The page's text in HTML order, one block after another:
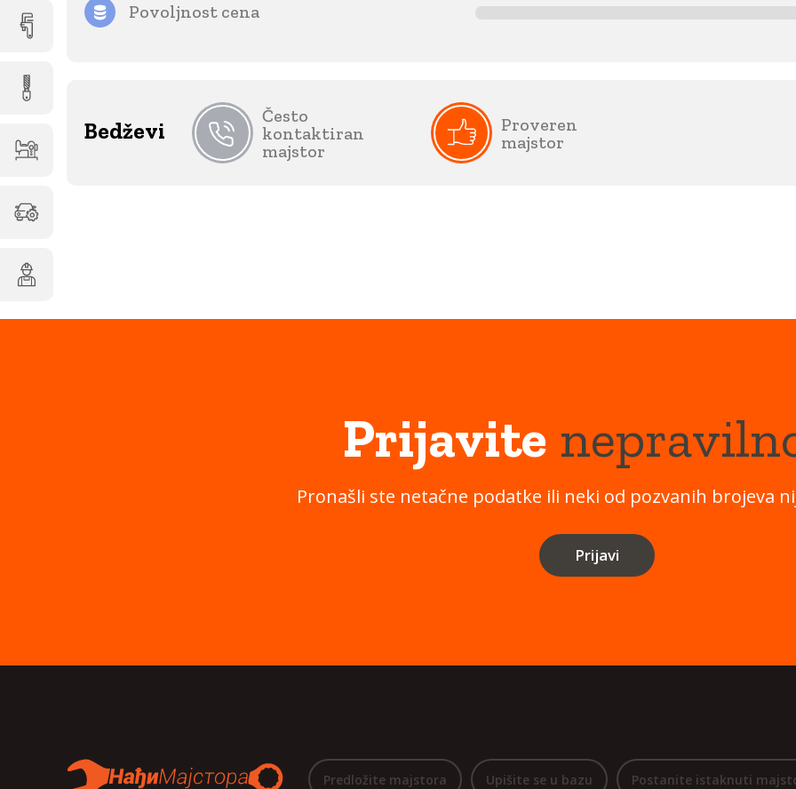
Povoljnost cena
Bedževi
Često
kontaktiran
majstor
Proveren
majstor
Prijavite
Pronašli ste netačne podatke ili neki od pozvanih brojeva
Prijavi
Predložite majstora Upišite se u bazu Postanite istaknuti